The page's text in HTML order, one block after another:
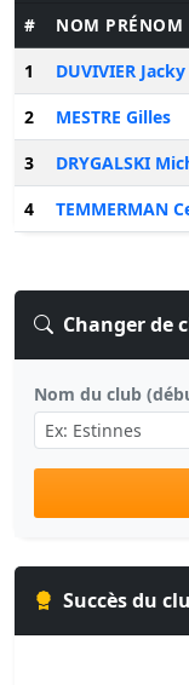
# NOM PRÉNOM
1
DUVIVIER Jacky
2
MESTRE Gilles
3
DRYGALSKI
4
TEMMERMAN
Changer de
Nom du club
Succès du